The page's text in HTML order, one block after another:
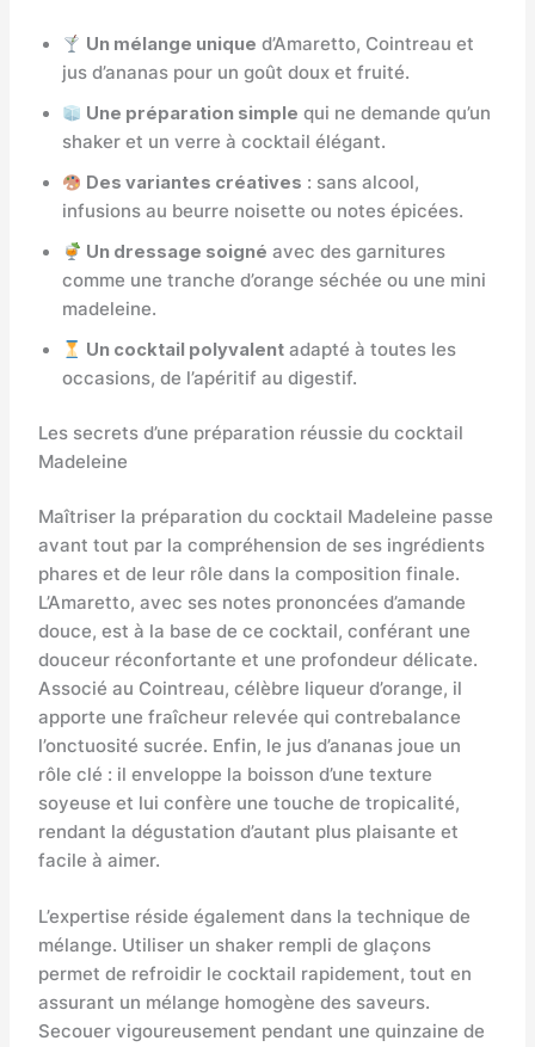
Un mélange unique d’Amaretto, Cointreau et
jus d’ananas pour un goût doux et fruité.
Une préparation simple qui ne demande qu’un
shaker et un verre à cocktail élégant.
Des variantes créatives : sans alcool,
infusions au beurre noisette ou notes épicées.
Un dressage soigné avec des garnitures
comme une tranche d’orange séchée ou une mini
madeleine.
Un cocktail polyvalent adapté à toutes les
occasions, de l’apéritif au digestif.
Les secrets d’une préparation réussie du cocktail
Madeleine
Maîtriser la préparation du cocktail Madeleine passe
avant tout par la compréhension de ses ingrédients
phares et de leur rôle dans la composition finale.
L’Amaretto, avec ses notes prononcées d’amande
douce, est à la base de ce cocktail, conférant une
douceur réconfortante et une profondeur délicate.
Associé au Cointreau, célèbre liqueur d’orange, il
apporte une fraîcheur relevée qui contrebalance
l’onctuosité sucrée. Enfin, le jus d’ananas joue un
rôle clé : il enveloppe la boisson d’une texture
soyeuse et lui confère une touche de tropicalité,
rendant la dégustation d’autant plus plaisante et
facile à aimer.
L’expertise réside également dans la technique de
mélange. Utiliser un shaker rempli de glaçons
permet de refroidir le cocktail rapidement, tout en
assurant un mélange homogène des saveurs.
Secouer vigoureusement pendant une quinzaine de